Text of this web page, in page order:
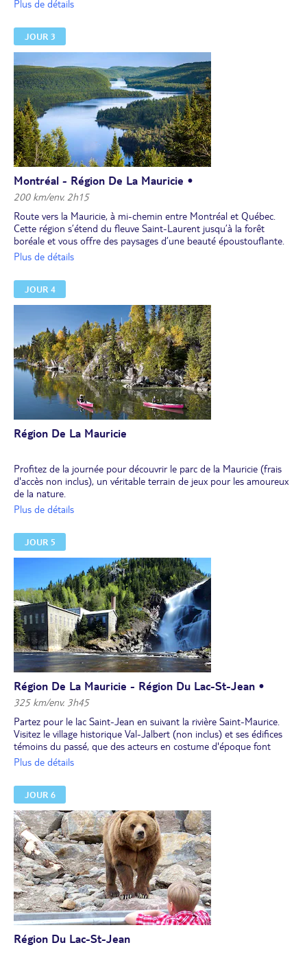
longez le Saint-Laurent jusqu'au parc René Levesque (env. 20 km)
pour une pause pique-nique ou un goûter au grand air.
Testez les plats locaux, comme la célèbre poutine ou le sandwich
"smoked meat" (à la viande fumée) !
Plus de détails
JOUR 3
Montréal - Région De La Mauricie •
200 km/env. 2h15
Route vers la Mauricie, à mi-chemin entre Montréal et Québec.
Cette région s’étend du fleuve Saint-Laurent jusqu’à la forêt
boréale et vous offre des paysages d’une beauté époustouflante.
Vous logez en bordure du parc de la Mauricie pour 2 nuits.
Plus de détails
JOUR 4
Région De La Mauricie
Profitez de la journée pour découvrir le parc de la Mauricie (frais
d'accès non inclus), un véritable terrain de jeux pour les amoureux
de la nature.
Randonnée pédestre, canot ou baignade dans les cascades... Vous
Ce parc hors du temps concentre une nature exceptionnelle. Situé
dans la région du même nom, dans la province du Québec, le parc
de la Mauricie s’étend sur près de 536 km² et offre, à qui le veut,
un voyage au cœur du Canada authentique.
Plus de détails
JOUR 5
Région De La Mauricie - Région Du Lac-St-Jean •
325 km/env. 3h45
Partez pour le lac Saint-Jean en suivant la rivière Saint-Maurice.
Visitez le village historique Val-Jalbert (non inclus) et ses édifices
témoins du passé, que des acteurs en costume d'époque font
revivre le temps de petites saynètes.
plaisir des enfants.
Plus de détails
JOUR 6
Région Du Lac-St-Jean